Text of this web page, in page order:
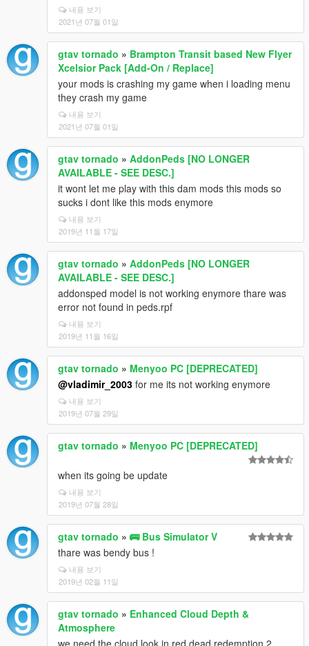
내용 보기
2021년 07월 01일
gtav tornado » Brampton Transit based New Flyer
Xcelsior Pack [Add-On / Replace]
your mods is crashing my game when i loading menu
they crash my game
내용 보기
2021년 07월 01일
gtav tornado » AddonPeds [NO LONGER
AVAILABLE - SEE DESC.]
it wont let me play with this dam mods this mods so
sucks i dont like this mods enymore
내용 보기
2019년 11월 17일
gtav tornado » AddonPeds [NO LONGER
AVAILABLE - SEE DESC.]
addonsped model is not working enymore thare was
error not found in peds.rpf
내용 보기
2019년 11월 16일
gtav tornado » Menyoo PC [DEPRECATED]
@vladimir_2003 for me its not working enymore
내용 보기
2019년 07월 29일
gtav tornado » Menyoo PC [DEPRECATED]
when its going be update
내용 보기
2019년 07월 28일
gtav tornado » 🚌 Bus Simulator V
thare was bendy bus !
내용 보기
2019년 02월 11일
gtav tornado » Enhanced Cloud Depth &
Atmosphere
we need the cloud look in red dead redemption 2